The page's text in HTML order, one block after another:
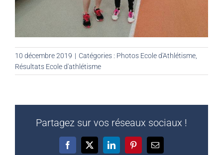
10 décembre 2019 | Catégories : Photos Ecole d'Athlétisme
Résultats Ecole d'athlétisme
Partagez sur vos réseaux sociaux !
Facebook
X LinkedInPinterestEmail